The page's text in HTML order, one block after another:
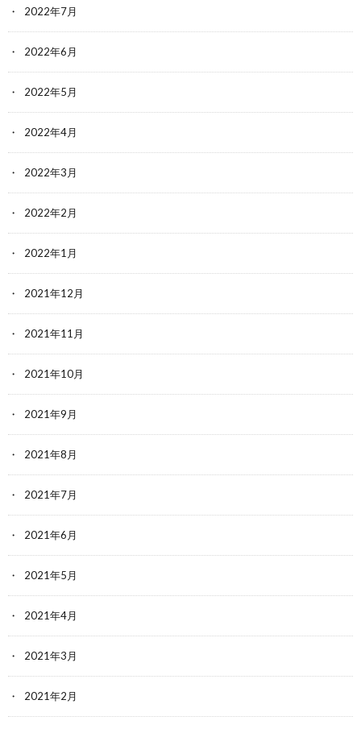
2022年7月
2022年6月
2022年5月
2022年4月
2022年3月
2022年2月
2022年1月
2021年12月
2021年11月
2021年10月
2021年9月
2021年8月
2021年7月
2021年6月
2021年5月
2021年4月
2021年3月
2021年2月